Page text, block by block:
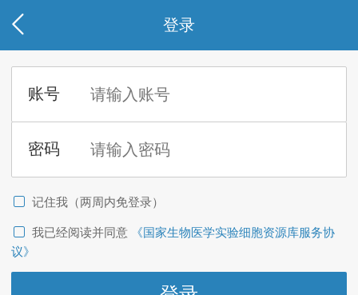
登录
记住我（两周内免登录）
我已经阅读并同意
《国家生物医学实验细胞资源库服务协
议》